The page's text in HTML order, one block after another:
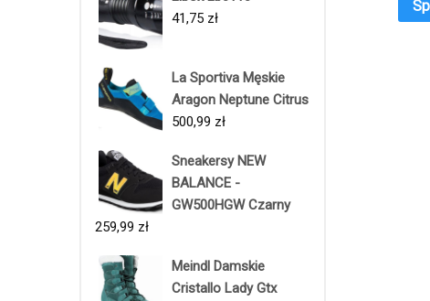
41,75 zł
La Sportiva Męskie
Aragon Neptune Citrus
500,99 zł
Sneakersy NEW
BALANCE -
GW500HGW Czarny
259,99 zł
Meindl Damskie
Cristallo Lady Gtx